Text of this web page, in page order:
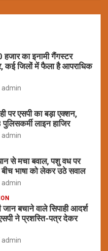
का इनामी गैंगस्टर
कई जिलों में फैला है आपराधिक
admin
पर एसपी का बड़ा एक्शन,
लाइन हाजिर
admin
से मचा बवाल, पशु वध पर
भाषा को लेकर उठे सवाल
admin
बचाने वाले सिपाही आदर्श
ने प्रशस्ति-पत्र देकर
admin